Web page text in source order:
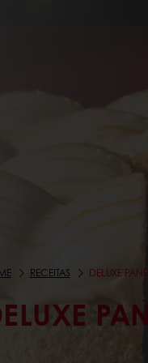
RECEITAS DELUXE